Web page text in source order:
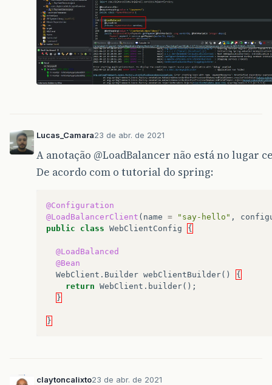
Lucas_Camara23 de abr. de 2021
A anotação @LoadBalancer não está no lugar
De acordo com o tutorial do spring:
@Configuration
@LoadBalancerClient ( name = "say-hello" ,
public
class WebClientConfig {
@LoadBalanced
@Bean
WebClient . Builder webClientBuilder()
{
return WebClient . builder();
}
}
claytoncalixto23 de abr. de 2021